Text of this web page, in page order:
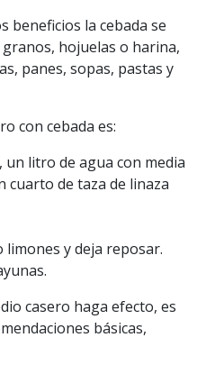
beneficios la cebada se
hojuelas o harina,
panes, sopas, pastas y
con cebada es:
litro de agua con media
cuarto de taza de linaza
limones y deja reposar.
casero haga efecto, es
básicas,